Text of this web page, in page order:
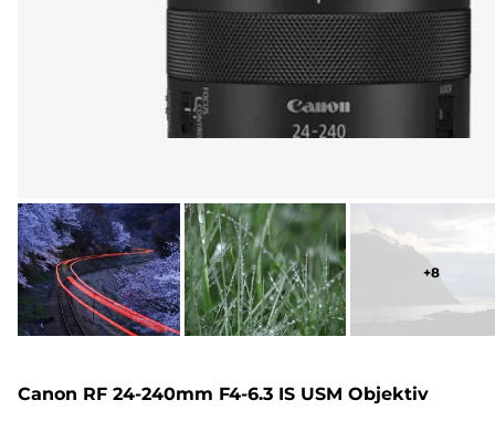
+8
Canon RF 24-240mm F4-6.3 IS USM Objektiv